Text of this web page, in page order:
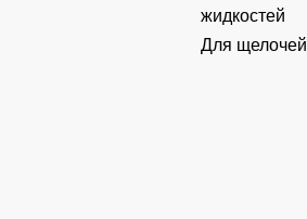
жидкостей
Для щелочей